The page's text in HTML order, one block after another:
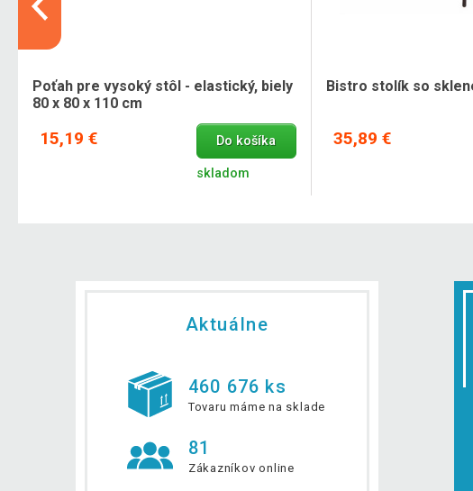
Poťah pre vysoký stôl - elastický, biely
80 x 80 x 110 cm
15,19 € Do košíka
skladom
Bistro stolík so
35,89 €
Aktuálne
460 676 ks
Tovaru máme na sklade
81
Zákazníkov online